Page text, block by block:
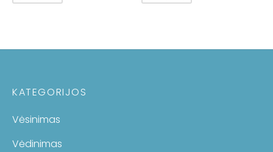
KATEGORIJOS
Vėsinimas
Vėdinimas